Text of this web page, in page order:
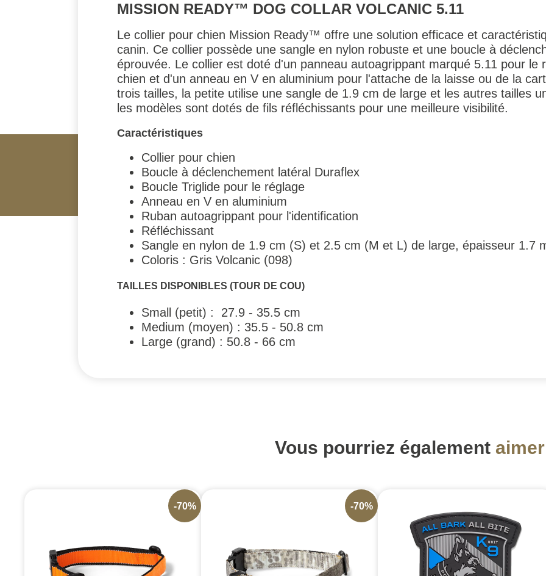
MISSION READY™ DOG COLLAR VOLCANIC 5.11
Le collier pour chien Mission Ready™ offre une solution efficace et
canin. Ce collier possède une sangle en nylon robuste et une boucle à
éprouvée. Le collier est doté d'un panneau autoagrippant marqué 5.11 pour le
chien et d'un anneau en V en aluminium pour l'attache de la laisse ou de la
trois tailles, la petite utilise une sangle de 1.9 cm de large et les autres tailles
les modèles sont dotés de fils réfléchissants pour une meilleure visibilité.
Caractéristiques
Collier pour chien
Boucle à déclenchement latéral Duraflex
Boucle Triglide pour le réglage
Anneau en V en aluminium
Ruban autoagrippant pour l'identification
Réfléchissant
Sangle en nylon de 1.9 cm (S) et 2.5 cm (M et L) de large, épaisseur 1.7
Coloris : Gris Volcanic (098)
TAILLES DISPONIBLES (TOUR DE COU)
Small (petit) : 27.9 - 35.5 cm
Medium (moyen) : 35.5 - 50.8 cm
Large (grand) : 50.8 - 66 cm
Vous pourriez également aimer
-70% -70%